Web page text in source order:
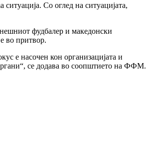
Со оглед на ситуацијата,
фудбалер и македонски
во притвор.
е насочен кон организацијата и
се додава во соопштието на ФФМ.